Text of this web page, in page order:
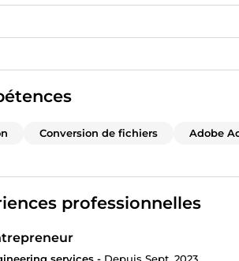
Conversion de fichiers Adobe
professionnelles
services - Depuis Sept. 2023